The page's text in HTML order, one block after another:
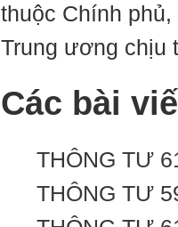
thuộc Chính
Trung ương chịu
Các bài
THÔNG TƯ
THÔNG TƯ